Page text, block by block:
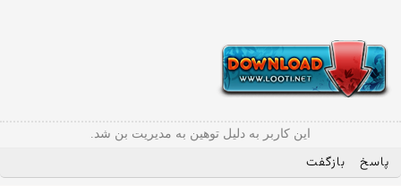
این کاربر به دلیل توهین به مدیریت بن شد.
پاسخ بازگفت